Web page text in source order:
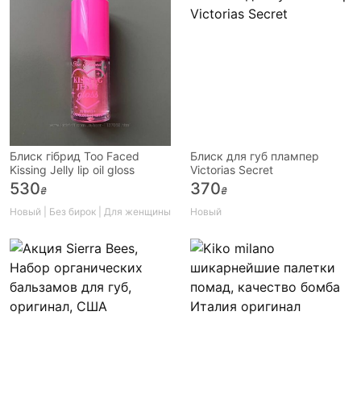
Блиск гібрид Too Faced
Kissing Jelly lip oil gloss
530₴
Новый | Без бирок | Для женщины
Блиск для губ плампер
Victorias Secret
370₴
Новый